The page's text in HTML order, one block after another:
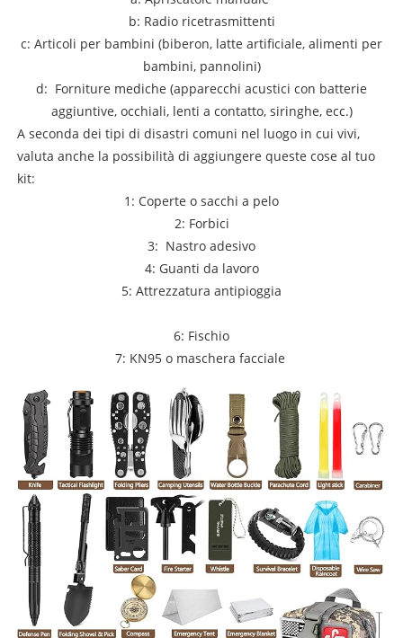
b: Radio ricetrasmittenti
c: Articoli per bambini (biberon, latte artificiale, alimenti per
bambini, pannolini)
d: Forniture mediche (apparecchi acustici con batterie
aggiuntive, occhiali, lenti a contatto, siringhe, ecc.)
A seconda dei tipi di disastri comuni nel luogo in cui vivi,
valuta anche la possibilità di aggiungere queste cose al tuo
kit:
1: Coperte o sacchi a pelo
2: Forbici
3: Nastro adesivo
4: Guanti da lavoro
5: Attrezzatura antipioggia
6: Fischio
7: KN95 o maschera facciale